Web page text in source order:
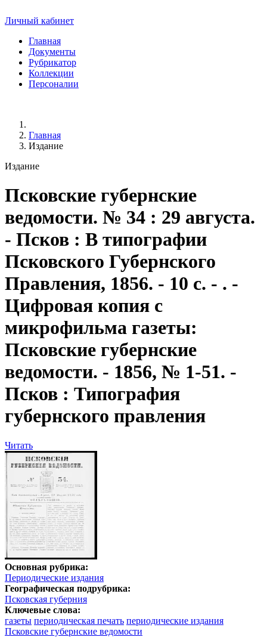
Личный кабинет
Главная
Документы
Рубрикатор
Коллекции
Персоналии
Главная
Издание
Издание
Псковские губернские
ведомости. № 34 : 29 августа.
- Псков : В типографии
Псковского Губернского
Правления, 1856. - 10 с. - . -
Цифровая копия с
микрофильма газеты:
Псковские губернские
ведомости. - 1856, № 1-51. -
Псков : Типография
губернского правления
Читать
Основная рубрика:
Периодические издания
Географическая подрубрика:
Псковская губерния
Ключевые слова:
газеты периодическая печать периодические издания
Псковские губернские ведомости